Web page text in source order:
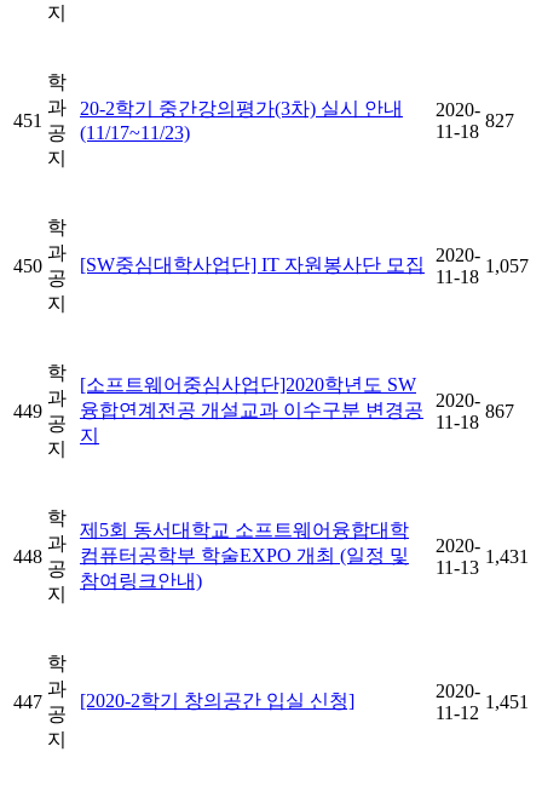
지
451
학
과
공
지
20-2학기 중간강의평가(3차) 실시 안내
(11/17~11/23)
2020-
11-18
827
450
학
과
공
지
[SW중심대학사업단] IT 자원봉사단 모집
2020-
11-18
1,057
449
학
과
공
지
[소프트웨어중심사업단]2020학년도 SW
융합연계전공 개설교과 이수구분 변경공
지
2020-
11-18
867
448
학
과
공
지
제5회 동서대학교 소프트웨어융합대학
컴퓨터공학부 학술EXPO 개최 (일정 및
참여링크안내)
2020-
11-13
1,431
447
학
과
공
지
[2020-2학기 창의공간 입실 신청]
2020-
11-12
1,451